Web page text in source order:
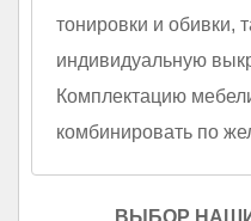
тонировки и обивки,
индивидуальную
Комплектацию
комбинировать по
ВЫБОР